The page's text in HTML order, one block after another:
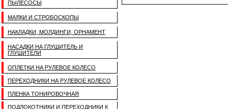
ПЫЛЕСОСЫ
МАЯКИ И СТРОБОСКОПЫ
НАКЛАДКИ, МОЛДИНГИ, ОРНАМЕНТ
НАСАДКИ НА ГЛУШИТЕЛЬ И
ГЛУШИТЕЛИ
ОПЛЕТКИ НА РУЛЕВОЕ КОЛЕСО
ПЕРЕХОДНИКИ НА РУЛЕВОЕ КОЛЕСО
ПЛЕНКА ТОНИРОВОЧНАЯ
ПОДЛОКОТНИКИ И ПЕРЕХОДНИКИ К